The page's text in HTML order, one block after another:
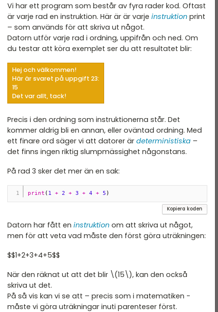
Vi har ett program som består av fyra rader kod. Oftast
är varje rad en instruktion. Här är är varje instruktion print
– som används för att skriva ut något.
Datorn utför varje rad i ordning, uppifrån och ned. Om
du testar att köra exemplet ser du att resultatet blir:
Hej och välkommen!
Här är svaret på uppgift 23:
15
Det var allt, tack!
Precis i den ordning som instruktionerna står. Det
kommer aldrig bli en annan, eller oväntad ordning. Med
ett finare ord säger vi att datorer är deterministiska –
det finns ingen riktig slumpmässighet någonstans.
På rad 3 sker det mer än en sak:
print ( 1 + 2 + 3 + 4 + 5 )
Kopiera koden
Datorn har fått en instruktion om att skriva ut något,
men för att veta vad måste den först göra uträkningen:
$$1+2+3+4+5$$
När den räknat ut att det blir \(15\), kan den också
skriva ut det.
På så vis kan vi se att – precis som i matematiken -
måste vi göra uträkningar inuti parenteser först.